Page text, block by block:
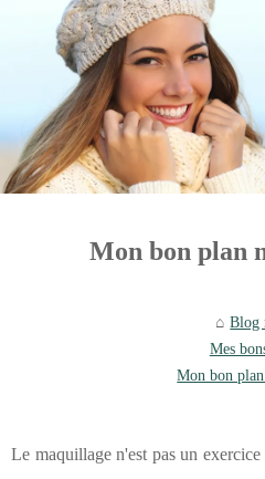
Mon bon plan
Blog
Mes
Mon bon
Le maquillage n'est pas un